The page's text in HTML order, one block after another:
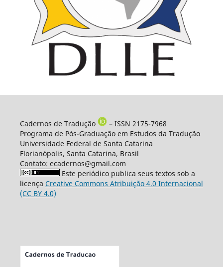
Cadernos de Tradução
– ISSN 2175-7968
Programa de Pós-Graduação em Estudos da Tradução
Universidade Federal de Santa Catarina
Florianópolis, Santa Catarina, Brasil
Contato: ecadernos@gmail.com
Este periódico publica seus textos sob a
licença Creative Commons Atribuição 4.0 Internacional
(CC BY 4.0)